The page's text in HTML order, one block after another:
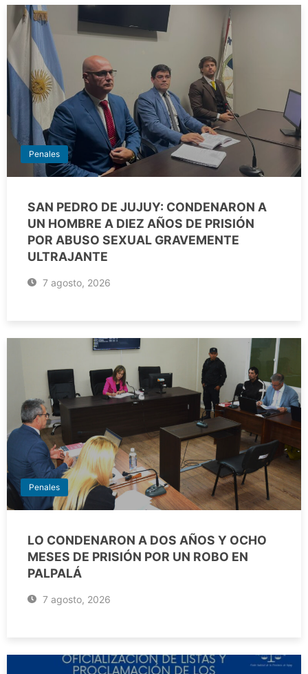
Penales
SAN PEDRO DE JUJUY: CONDENARON A
UN HOMBRE A DIEZ AÑOS DE PRISIÓN
POR ABUSO SEXUAL GRAVEMENTE
ULTRAJANTE
7 agosto, 2026
Penales
LO CONDENARON A DOS AÑOS Y OCHO
MESES DE PRISIÓN POR UN ROBO EN
PALPALÁ
7 agosto, 2026